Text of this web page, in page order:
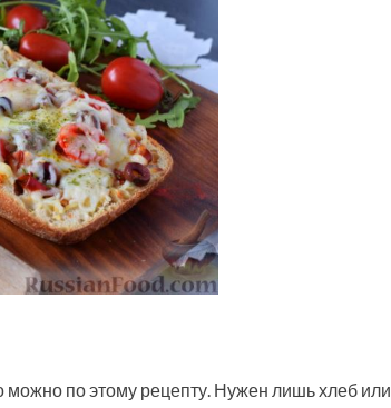
можно по этому рецепту. Нужен лишь хлеб или